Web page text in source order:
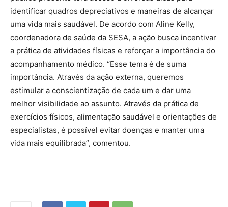
identificar quadros depreciativos e maneiras de alcançar
uma vida mais saudável. De acordo com Aline Kelly,
coordenadora de saúde da SESA, a ação busca incentivar
a prática de atividades físicas e reforçar a importância do
acompanhamento médico. “Esse tema é de suma
importância. Através da ação externa, queremos
estimular a conscientização de cada um e dar uma
melhor visibilidade ao assunto. Através da prática de
exercícios físicos, alimentação saudável e orientações de
especialistas, é possível evitar doenças e manter uma
vida mais equilibrada”, comentou.